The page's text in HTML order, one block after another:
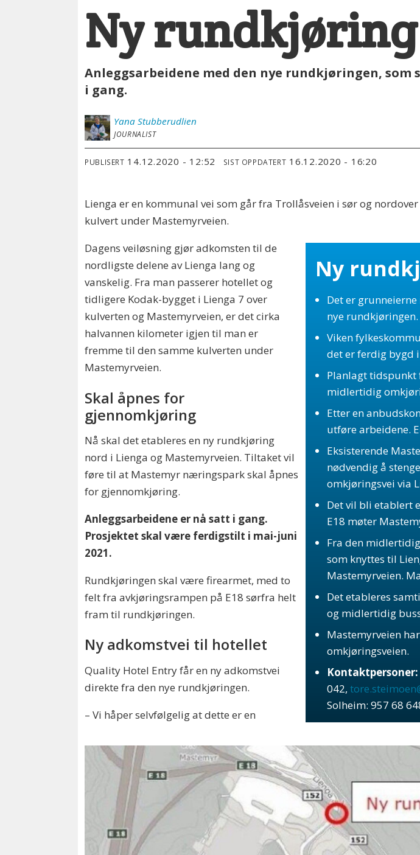
Ny
Anleggsarbeidene med den nye rundkjøringen,
i gang.
Yana Stubberudlien
JOURNALIST
PUBLISERT 14.12.2020 - 12:52 SIST OPPDATERT 16.12.2020 - 16:20
Lienga er en kommunal vei som går fra Trollåsveien i sør og
kulvert under Mastemyrveien.
Ny
Det er
nye rundkjøringen.
Viken
det er ferdig bygd
Planlagt tidspunkt
midlertidig
Etter en
utføre arbeidene.
Eksisterende
nødvendig å
omkjøringsvei via
Det vil bli etablert
E18 møter
Fra den
som knyttes til
Mastemyrveien.
Det etableres
og midlertidig
Mastemyrveien
omkjøringsveien.
Kontaktpersoner:
042,
Solheim: 957 68
Dagens veiløsning gjør adkomsten til de
nordligste delene av Lienga lang og
vanskelig. Fra man passerer hotellet og
tidligere Kodak-bygget i Lienga 7 over
kulverten og Mastemyrveien, er det cirka
halvannen kilometer igjen til man er
fremme til den samme kulverten under
Mastemyrveien.
Skal åpnes for
gjennomkjøring
Nå skal det etableres en ny rundkjøring
nord i Lienga og Mastemyrveien. Tiltaket vil
føre til at Mastemyr næringspark skal åpnes
for gjennomkjøring.
Anleggsarbeidene er nå satt i gang.
Prosjektet skal være ferdigstilt i mai-juni
2021.
Rundkjøringen skal være firearmet, med to
felt fra avkjøringsrampen på E18 sørfra helt
fram til rundkjøringen.
Ny adkomstvei til hotellet
Quality Hotel Entry får en ny adkomstvei
direkte fra den nye rundkjøringen.
– Vi håper selvfølgelig at dette er en